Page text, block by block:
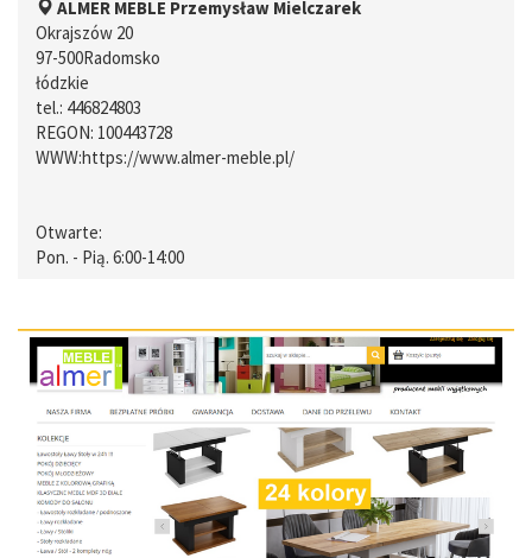
ALMER MEBLE Przemysław Mielczarek
Okrajszów 20
97-500Radomsko
łódzkie
tel.: 446824803
REGON: 100443728
WWW:https://www.almer-meble.pl/
Otwarte:
Pon. - Pią. 6:00-14:00